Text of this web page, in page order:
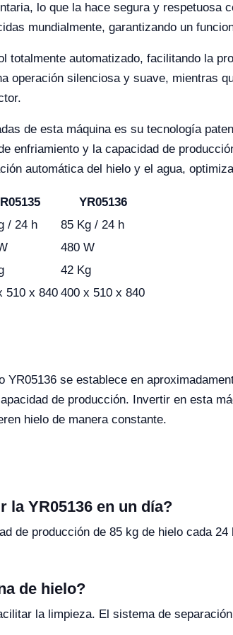
lo que la hace segura y respetuosa
mundialmente, garantizando un
totalmente automatizado, facilitando la
operación silenciosa y suave, mientras
de esta máquina es su tecnología
enfriamiento y la capacidad de
automática del hielo y el agua,
YR05136
/ 24 h
85 Kg / 24 h
480 W
42 Kg
510 x 840 400 x 510 x 840
YR05136 se establece en
de producción. Invertir en esta
hielo de manera constante.
la YR05136 en un día?
de producción de 85 kg de hielo cada
de hielo?
la limpieza. El sistema de